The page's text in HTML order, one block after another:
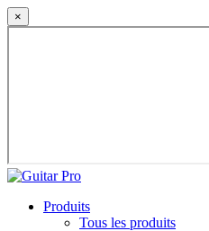
×
Produits
Tous les produits